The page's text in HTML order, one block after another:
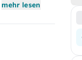
mehr lesen